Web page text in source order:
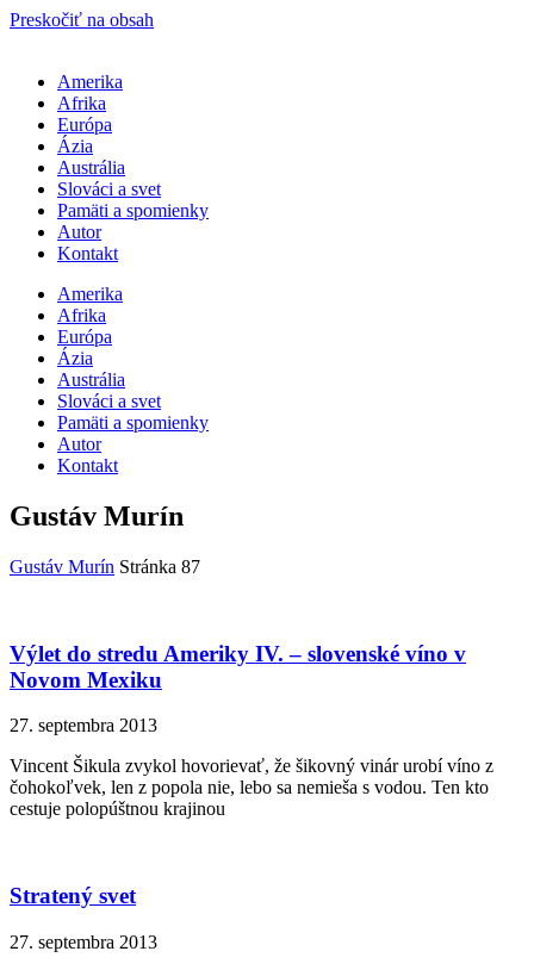
Preskočiť na obsah
Amerika
Afrika
Európa
Ázia
Austrália
Slováci a svet
Pamäti a spomienky
Autor
Kontakt
Amerika
Afrika
Európa
Ázia
Austrália
Slováci a svet
Pamäti a spomienky
Autor
Kontakt
Gustáv Murín
Gustáv Murín Stránka 87
Výlet do stredu Ameriky IV. – slovenské víno v
Novom Mexiku
27. septembra 2013
Vincent Šikula zvykol hovorievať, že šikovný vinár urobí víno z
čohokoľvek, len z popola nie, lebo sa nemieša s vodou. Ten kto
cestuje polopúštnou krajinou
Stratený svet
27. septembra 2013